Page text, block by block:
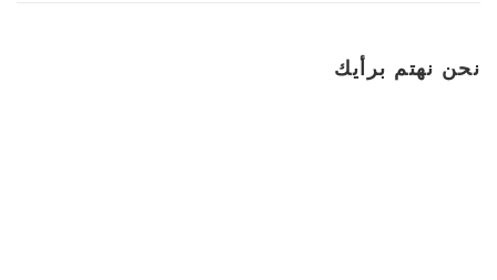
نحن نهتم برأيك